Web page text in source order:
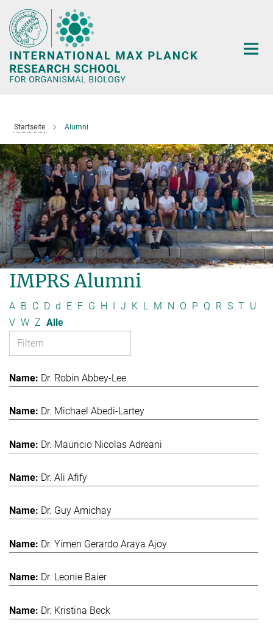
Hauptinhalt
Startseite Alumni
IMPRS Alumni
A B C D d E F G H J K L M N O P Q R S T U
V W Z Alle
Dr. Robin Abbey-Lee
Dr. Michael Abedi-Lartey
Dr. Mauricio Nicolas Adreani
Dr. Ali Afify
Dr. Guy Amichay
Dr. Yimen Gerardo Araya Ajoy
Dr. Leonie Baier
Dr. Kristina Beck